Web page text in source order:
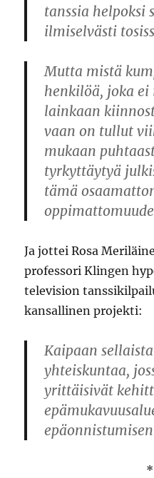
tanssia helpoksi
ilmiselvästi
Mutta mistä
henkilöä, joka
lainkaan
vaan on tullut
mukaan
tyrkyttäytyä
tämä
Ja jottei Rosa
professori Klingen
television
kansallinen projekti:
Kaipaan
yhteiskuntaa,
yrittäisivät